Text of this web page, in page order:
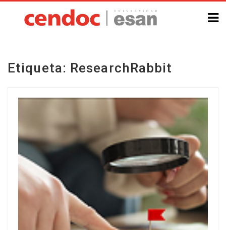
Etiqueta: ResearchRabbit